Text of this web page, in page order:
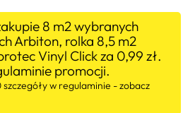
8 m2 wybranych
Arbiton, rolka 8,5 m2
Vinyl Click za 0,99 zł.
promocji.
szczegóły w regulaminie - zobacz